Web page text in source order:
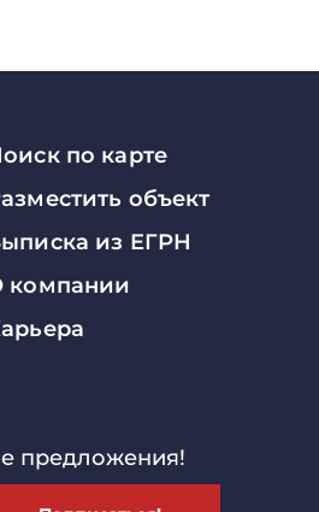
по карте
объект
из ЕГРН
компании
предложения!